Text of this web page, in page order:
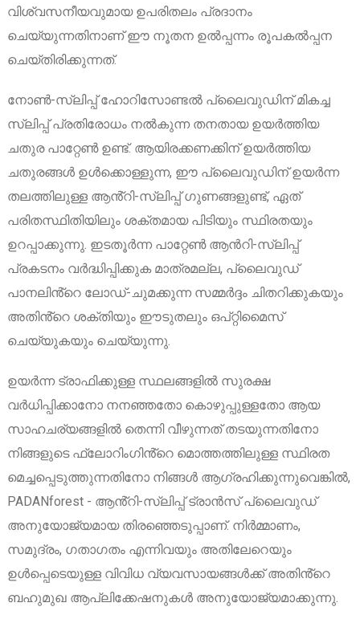
വിശ്വസനീയവുമായ ഉപരിതലം പ്രദാനം
ചെയ്യുന്നതിനാണ് ഈ നൂതന ഉൽപ്പന്നം രൂപകൽപ്പന
ചെയ്തിരിക്കുന്നത്.
നോൺ-സ്ലിപ്പ് ഹോറിസോണ്ടൽ പ്ലൈവുഡിന് മികച്ച
സ്ലിപ്പ് പ്രതിരോധം നൽകുന്ന തനതായ ഉയർത്തിയ
ചതുര പാറ്റേൺ ഉണ്ട്. ആയിരക്കണക്കിന് ഉയർത്തിയ
ചതുരങ്ങൾ ഉൾക്കൊള്ളുന്ന, ഈ പ്ലൈവുഡിന് ഉയർന്ന
തലത്തിലുള്ള ആൻ്റി-സ്ലിപ്പ് ഗുണങ്ങളുണ്ട്, ഏത്
പരിതസ്ഥിതിയിലും ശക്തമായ പിടിയും സ്ഥിരതയും
ഉറപ്പാക്കുന്നു. ഇടതൂർന്ന പാറ്റേൺ ആൻറി-സ്ലിപ്പ്
പ്രകടനം വർദ്ധിപ്പിക്കുക മാത്രമല്ല, പ്ലൈവുഡ്
പാനലിൻ്റെ ലോഡ്-ചുമക്കുന്ന സമ്മർദ്ദം ചിതറിക്കുകയും
അതിൻ്റെ ശക്തിയും ഈടുതലും ഒപ്റ്റിമൈസ്
ചെയ്യുകയും ചെയ്യുന്നു.
ഉയർന്ന ട്രാഫിക്കുള്ള സ്ഥലങ്ങളിൽ സുരക്ഷ
വർധിപ്പിക്കാനോ നനഞ്ഞതോ കൊഴുപ്പുള്ളതോ ആയ
സാഹചര്യങ്ങളിൽ തെന്നി വീഴുന്നത് തടയുന്നതിനോ
നിങ്ങളുടെ ഫ്ലോറിംഗിൻ്റെ മൊത്തത്തിലുള്ള സ്ഥിരത
മെച്ചപ്പെടുത്തുന്നതിനോ നിങ്ങൾ ആഗ്രഹിക്കുന്നുവെങ്കിൽ,
PADANforest - ആൻ്റി-സ്ലിപ്പ് ട്രാൻസ് പ്ലൈവുഡ്
അനുയോജ്യമായ തിരഞ്ഞെടുപ്പാണ്. നിർമ്മാണം,
സമുദ്രം, ഗതാഗതം എന്നിവയും അതിലേറെയും
ഉൾപ്പെടെയുള്ള വിവിധ വ്യവസായങ്ങൾക്ക് അതിൻ്റെ
ബഹുമുഖ ആപ്ലിക്കേഷനുകൾ അനുയോജ്യമാക്കുന്നു.